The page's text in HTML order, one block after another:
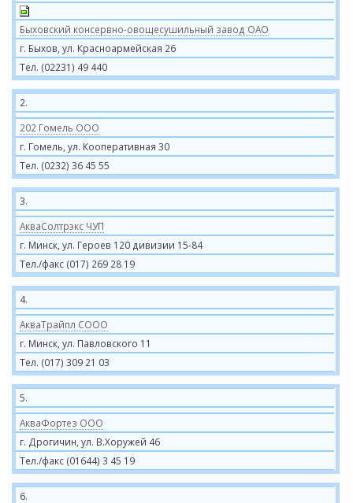
Быховский консервно-овощесушильный завод ОАО
г. Быхов, ул. Красноармейская 26
Тел. (02231) 49 440
2.
202 Гомель ООО
г. Гомель, ул. Кооперативная 30
Тел. (0232) 36 45 55
3.
АкваСолтрэкс ЧУП
г. Минск, ул. Героев 120 дивизии 15-84
Тел./факс (017) 269 28 19
4.
АкваТрайпл СООО
г. Минск, ул. Павловского 11
Тел. (017) 309 21 03
5.
АкваФортез ООО
г. Дрогичин, ул. В.Хоружей 46
Тел./факс (01644) 3 45 19
6.